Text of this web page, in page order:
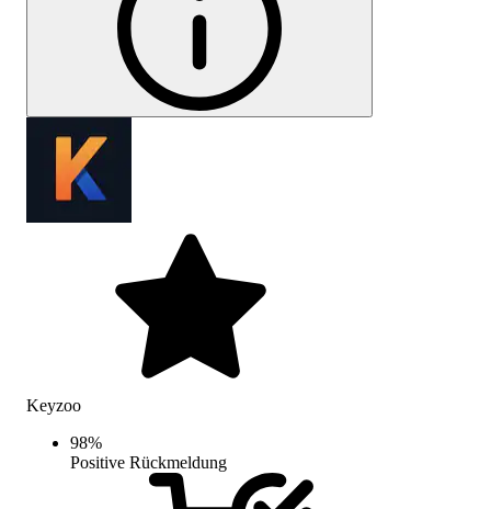
Keyzoo
98%
Positive Rückmeldung